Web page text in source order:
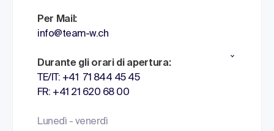
Per Mail:
info@team-w.ch
Durante gli orari di apertura:
TE/IT: +41 71 844 45 45
FR: +41 21 620 68 00
Lunedì - venerdì